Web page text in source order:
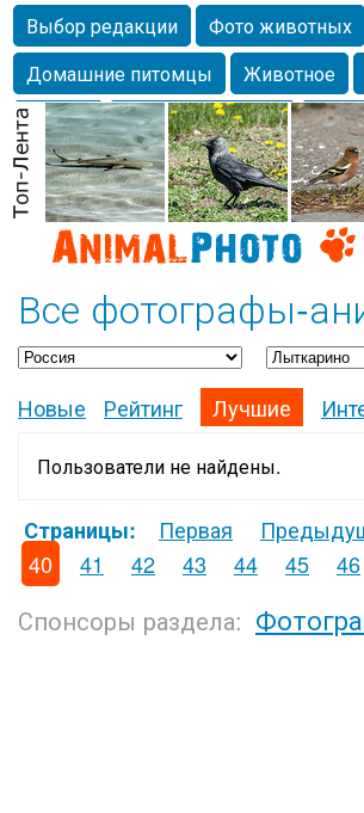
Выбор редакции Фото животных
Домашние питомцы
Животное
Собаки
Alexanderandronik
Морда
Собачка Осень
Насекомое
Коты Lebert
Все фотографы-
Новые Рейтинг Лучшие
Пользователи не найдены.
Страницы: Первая
40
41 42 43 44 45 46
Спонсоры раздела: